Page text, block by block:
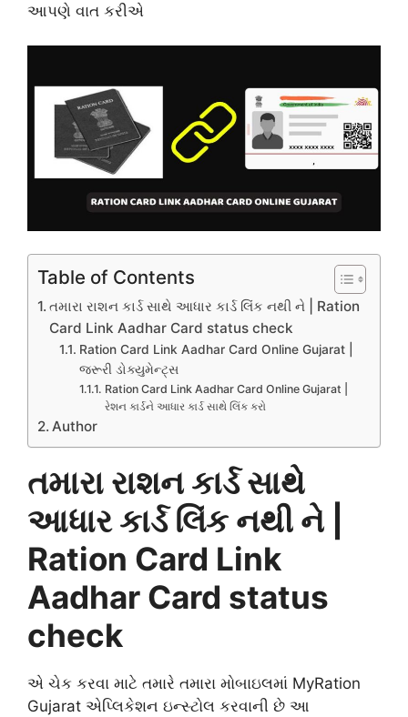
આપણે વાત કરીએ
Table of Contents
તમારા રાશન કાર્ડ સાથે આધાર કાર્ડ લિંક નથી ને | Ration
Card Link Aadhar Card status check
Ration Card Link Aadhar Card Online Gujarat |
જરૂરી ડોક્યુમેન્ટ્સ
Ration Card Link Aadhar Card Online Gujarat |
રેશન કાર્ડને આધાર કાર્ડ સાથે લિંક કરો
Author
તમારા રાશન કાર્ડ સાથે
આધાર કાર્ડ લિંક નથી ને |
Ration Card Link
Aadhar Card status
check
એ ચેક કરવા માટે તમારે તમારા મોબાઇલમાં MyRation
Gujarat એપ્લિકેશન ઇન્સ્ટોલ કરવાની છે આ